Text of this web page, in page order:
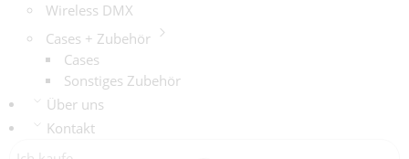
Wireless DMX
Cases + Zubehör
Cases
Sonstiges Zubehör
Über uns
Kontakt